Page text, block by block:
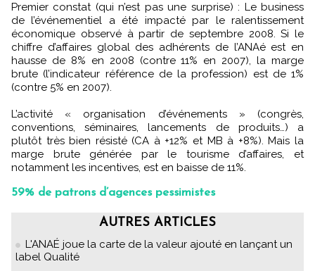
Premier constat (qui n’est pas une surprise) : Le business
de l’événementiel a été impacté par le ralentissement
économique observé à partir de septembre 2008. Si le
chiffre d’affaires global des adhérents de l’ANAé est en
hausse de 8% en 2008 (contre 11% en 2007), la marge
brute (l’indicateur référence de la profession) est de 1%
(contre 5% en 2007).
L’activité « organisation d’événements » (congrès,
conventions, séminaires, lancements de produits…) a
plutôt très bien résisté (CA à +12% et MB à +8%). Mais la
marge brute générée par le tourisme d’affaires, et
notamment les incentives, est en baisse de 11%.
59% de patrons d’agences pessimistes
AUTRES ARTICLES
L'ANAÉ joue la carte de la valeur ajouté en lançant un
label Qualité